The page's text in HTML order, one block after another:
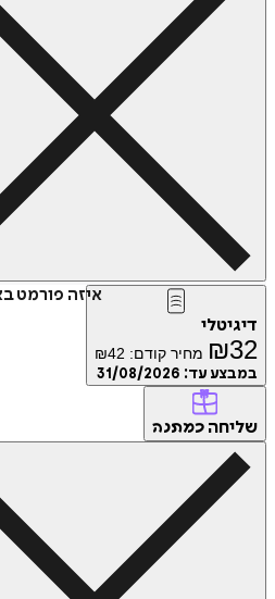
איזה פורמט
דיגיטלי
₪32 מחיר קודם: ₪42
במבצע עד: 31/08/2026
שליחה כמתנה